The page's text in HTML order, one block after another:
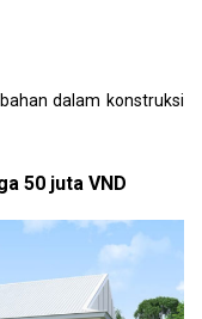
dalam konstruksi
50 juta VND